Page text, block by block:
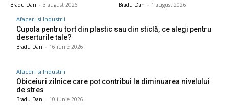
Bradu Dan - 3 august 2026 Bradu Dan - 1 august 2026
Afaceri si Industrii
Cupola pentru tort din plastic sau din sticlă, ce alegi pentru
deserturile tale?
Bradu Dan - 16 iunie 2026
Afaceri si Industrii
Obiceiuri zilnice care pot contribui la diminuarea nivelului
de stres
Bradu Dan - 10 iunie 2026